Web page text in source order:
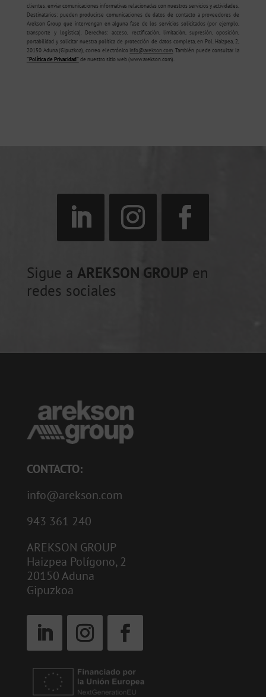
clientes; enviar comunicaciones informativas relacionadas con nuestros servicios y actividades.
Destinatarios: pueden producirse comunicaciones de datos de contacto a proveedores de
Arekson Group que intervengan en alguna fase de los servicios solicitados (por ejemplo,
transporte y logística). Derechos: acceso, rectificación, limitación, supresión, oposición,
portabilidad y solicitar nuestra política de protección de datos completa, en Pol. Haizpea, 2,
20150 Aduna (Gipuzkoa), correo electrónico info@arekson.com. También puede consultar la
“Política de Privacidad” de nuestro sitio web (www.arekson.com).
Sigue a AREKSON GROUP en
redes sociales
CONTACTO:
info@arekson.com
943 361 240
AREKSON GROUP
Haizpea Polígono, 2
20150 Aduna
Gipuzkoa